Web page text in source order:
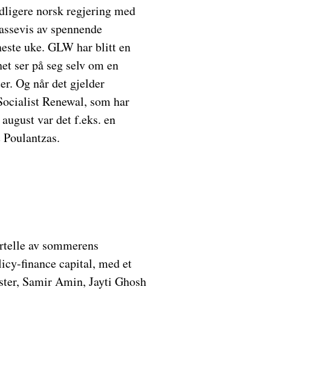
norsk regjering med
av spennende
uke. GLW har blitt en
ser på seg selv om en
Og når det gjelder
Renewal, som har
var det f.eks. en
av sommerens
finance capital, med et
Samir Amin, Jayti Ghosh